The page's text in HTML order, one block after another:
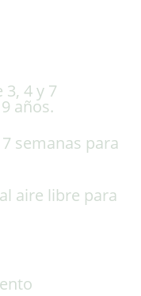
3, 4 y 7
años.
semanas para
aire libre para